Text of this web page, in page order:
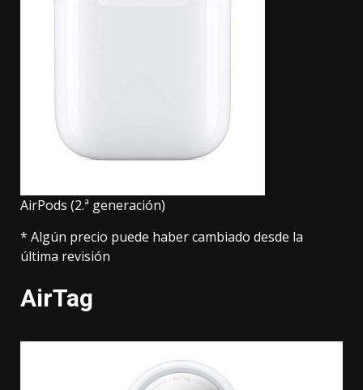
AirPods (2.ª generación)
* Algún precio puede haber cambiado desde la
última revisión
AirTag